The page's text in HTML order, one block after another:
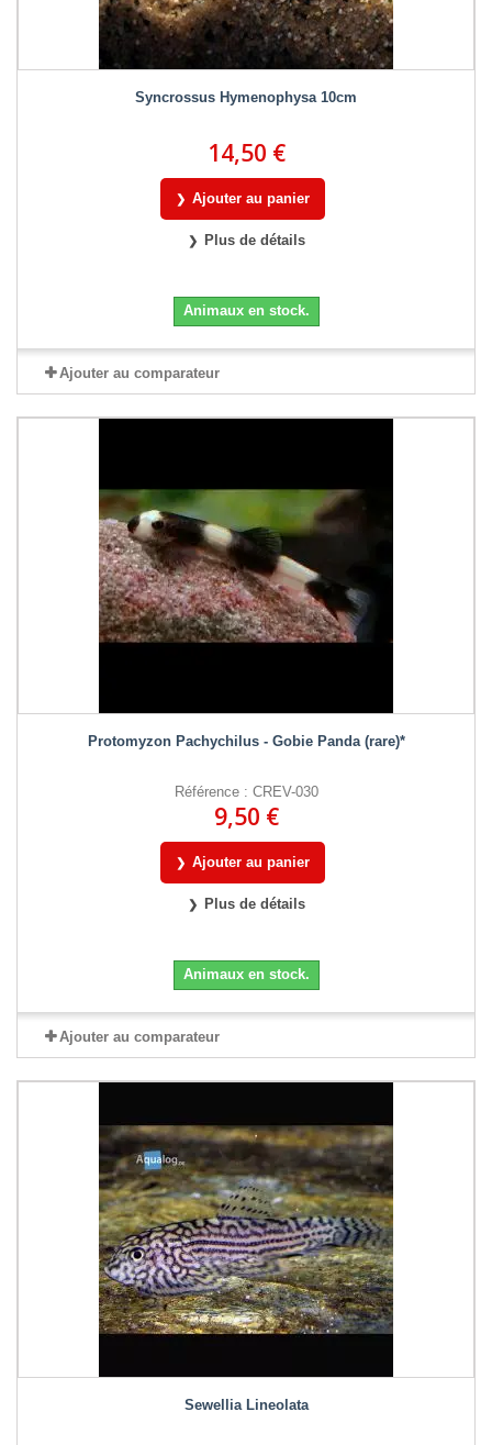
Syncrossus Hymenophysa 10cm
14,50 €
Ajouter au panier
Plus de détails
Animaux en stock.
Ajouter au comparateur
Protomyzon Pachychilus - Gobie Panda (rare)*
Référence : CREV-030
9,50 €
Ajouter au panier
Plus de détails
Animaux en stock.
Ajouter au comparateur
Sewellia Lineolata